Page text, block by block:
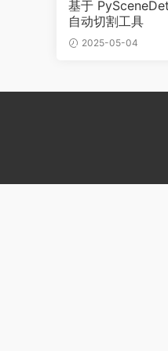
基于
自动切割工具
2025-05-04